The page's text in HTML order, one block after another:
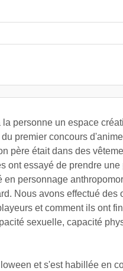
personne un espace
premier concours
père était dans des
ont essayé de prendre
personnage
Nous avons effectué
et comment ils ont
sexuelle, capacité
et s'est habillée en